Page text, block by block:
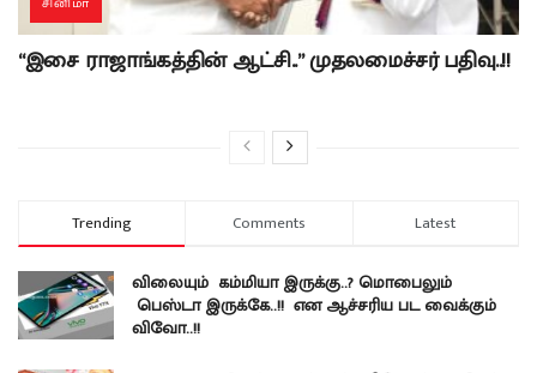
“இசை ராஜாங்கத்தின் ஆட்சி..” முதலமைச்சர் பதிவு..!!
Trending Comments Latest
விலையும் கம்மியா இருக்கு..? மொபைலும்
பெஸ்டா இருக்கே..!! என ஆச்சரிய பட வைக்கும்
விவோ..!!